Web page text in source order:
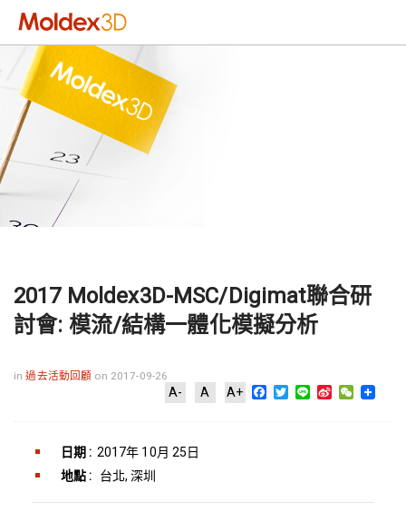
2017 Moldex3D-MSC/Digimat聯合研
討會: 模流/結構一體化模擬分析
in過去活動回顧 on 2017-09-26
A- A A+ Facebook
Twitter
Line Sina WeChat
日期 : 2017年 10月 25日
地點 :
台北, 深圳